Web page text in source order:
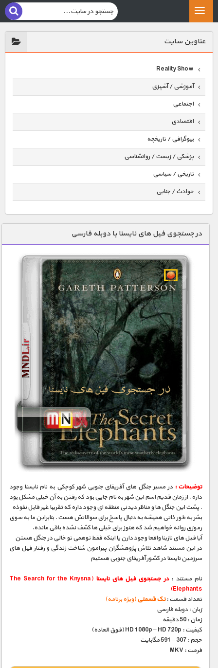
عناوين سايت
Reality Show
آموزشی / آشپزی
اجتماعی
اقتصادی
بیوگرافی / تاریخچه
پزشکی / زیست / روانشناسی
تاریخی / سیاسی
حوادث / جنایی
دنیای خوراکی ها
زمین شناسی / محیط زیست
سازه/ معماری/ مهندسی
سرگرمی
شناخت کودکان
طبیعت
علم و فناوری
فرهنگ / هنر
کیهان / نجوم
گردشگری
ماورایی
مسابقات / ورزشی
مستند های اختصاصی
در جستجوی فیل های نایسنا با دوبله فارسی
توضیحات :در مسیر جنگل های آفریقای جنوبی شهر کوچکی به نام نایسنا وجود
داره . از زمان قدیم اسم این شهر به نام جایی بود که رفتن به آن خیلی مشکل بود
. پشت این جنگل ها و مناظر دیدنی منطقه ای وجود داره که تقریبا غیر قابل نفوذه
بشر به طور ذاتی همیشه به دنبال پاسخ برای سوالاتش هست . بنابراین ما به سوی
رموزی روانه خواهیم شد که هنوز برای خیلی ها کشف نشده باقی مانده.
آیا فیل های نازینا واقعا وجود دارن یا اینکه فقط توهمی تو خالی در جنگل هستن
در این مستند شاهد تلاش پژوهشگران پیرامون شناخت زندگی و رفتار فیل های
سرزمین نایسنا در کشور آفریقای جنوبی هستیم
نام مستند : در جستجوی فیل های نایسنا (The Search for the Knysna
Elephants)
تعداد قسمت :تک قسمتی(ویژه برنامه)
زبان : دوبله فارسی
زمان : 50 دقیقه
کیفیت : HD 1080p – HD 720p (فوق العاده)
حجم : 307 – 591 مگابایت
فرمت : MKV